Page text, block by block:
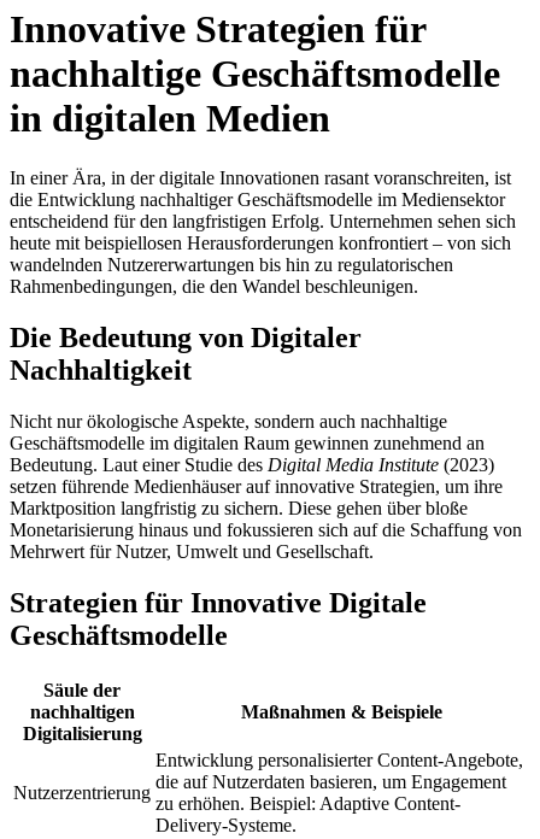
Innovative Strategien für
nachhaltige Geschäftsmodelle
in digitalen Medien
In einer Ära, in der digitale Innovationen rasant voranschreiten, ist
die Entwicklung nachhaltiger Geschäftsmodelle im Mediensektor
entscheidend für den langfristigen Erfolg. Unternehmen sehen sich
heute mit beispiellosen Herausforderungen konfrontiert – von sich
wandelnden Nutzererwartungen bis hin zu regulatorischen
Rahmenbedingungen, die den Wandel beschleunigen.
Die Bedeutung von Digitaler
Nachhaltigkeit
Nicht nur ökologische Aspekte, sondern auch nachhaltige
Geschäftsmodelle im digitalen Raum gewinnen zunehmend an
Bedeutung. Laut einer Studie des Digital Media Institute (2023)
setzen führende Medienhäuser auf innovative Strategien, um ihre
Marktposition langfristig zu sichern. Diese gehen über bloße
Monetarisierung hinaus und fokussieren sich auf die Schaffung von
Mehrwert für Nutzer, Umwelt und Gesellschaft.
Strategien für Innovative Digitale
Geschäftsmodelle
Säule der
nachhaltigen
Digitalisierung
Maßnahmen & Beispiele
Nutzerzentrierung
Entwicklung personalisierter Content-Angebote,
die auf Nutzerdaten basieren, um Engagement
zu erhöhen. Beispiel: Adaptive Content-
Delivery-Systeme.